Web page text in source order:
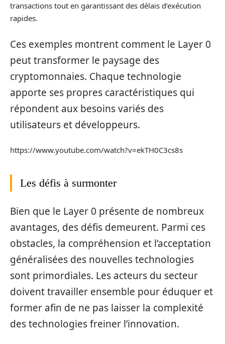
transactions tout en garantissant des délais d’exécution
rapides.
Ces exemples montrent comment le Layer 0
peut transformer le paysage des
cryptomonnaies. Chaque technologie
apporte ses propres caractéristiques qui
répondent aux besoins variés des
utilisateurs et développeurs.
https://www.youtube.com/watch?v=ekTH0C3cs8s
Les défis à surmonter
Bien que le Layer 0 présente de nombreux
avantages, des défis demeurent. Parmi ces
obstacles, la compréhension et l’acceptation
généralisées des nouvelles technologies
sont primordiales. Les acteurs du secteur
doivent travailler ensemble pour éduquer et
former afin de ne pas laisser la complexité
des technologies freiner l’innovation.